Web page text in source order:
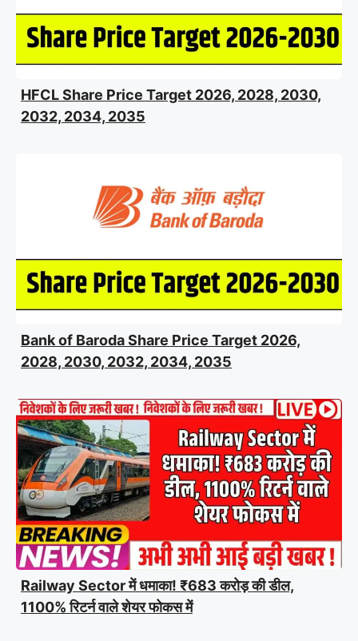
HFCL Share Price Target 2026, 2028, 2030,
2032, 2034, 2035
Bank of Baroda Share Price Target 2026,
2028, 2030, 2032, 2034, 2035
Railway Sector में धमाका! ₹683 करोड़ की डील,
1100% रिटर्न वाले शेयर फोकस में